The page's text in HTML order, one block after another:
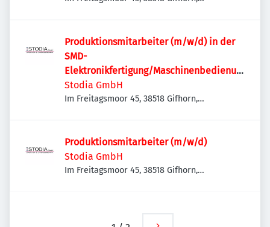
Produktionsmitarbeiter (m/w/d) in der
SMD-
Elektronikfertigung/Maschinenbedienun
g
Stodia GmbH
Im Freitagsmoor 45, 38518 Gifhorn,
Produktionsmitarbeiter (m/w/d)
Stodia GmbH
Im Freitagsmoor 45, 38518 Gifhorn,